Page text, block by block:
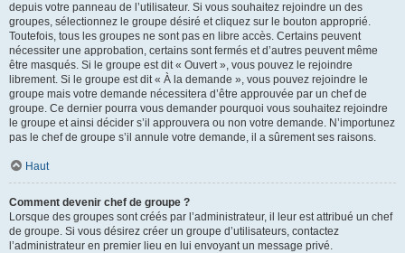
depuis votre panneau de l’utilisateur. Si vous souhaitez rejoindre un des
groupes, sélectionnez le groupe désiré et cliquez sur le bouton approprié.
Toutefois, tous les groupes ne sont pas en libre accès. Certains peuvent
nécessiter une approbation, certains sont fermés et d’autres peuvent même
être masqués. Si le groupe est dit « Ouvert », vous pouvez le rejoindre
librement. Si le groupe est dit « À la demande », vous pouvez rejoindre le
groupe mais votre demande nécessitera d’être approuvée par un chef de
groupe. Ce dernier pourra vous demander pourquoi vous souhaitez rejoindre
le groupe et ainsi décider s’il approuvera ou non votre demande. N’importunez
pas le chef de groupe s’il annule votre demande, il a sûrement ses raisons.
Haut
Comment devenir chef de groupe ?
Lorsque des groupes sont créés par l’administrateur, il leur est attribué un chef
de groupe. Si vous désirez créer un groupe d’utilisateurs, contactez
l’administrateur en premier lieu en lui envoyant un message privé.